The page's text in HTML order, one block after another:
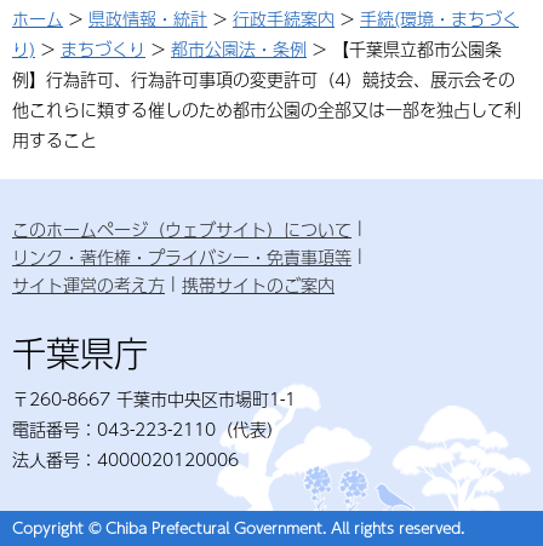
ホーム > 県政情報・統計 > 行政手続案内 > 手続(環境・まちづく
り) > まちづくり > 都市公園法・条例 > 【千葉県立都市公園条
例】行為許可、行為許可事項の変更許可（4）競技会、展示会その
他これらに類する催しのため都市公園の全部又は一部を独占して利
用すること
このホームページ（ウェブサイト）について
リンク・著作権・プライバシー・免責事項等
サイト運営の考え方
携帯サイトのご案内
千葉県庁
〒260-8667 千葉市中央区市場町1-1
電話番号：043-223-2110（代表）
法人番号：4000020120006
Copyright © Chiba Prefectural Government. All rights reserved.